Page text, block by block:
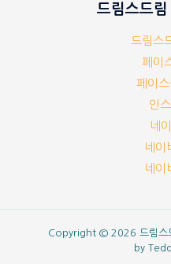
드림스드림
드림스
페이
페이스
인
네
네이
네이
Copyright © 2026 드림스
by